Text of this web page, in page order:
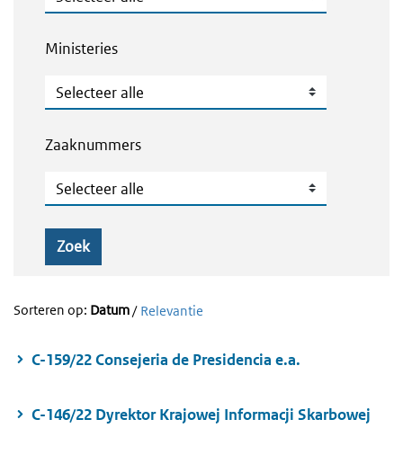
Ministeries
Ministeries
Zaaknummers
Zaaknummers
Zoek
Sorteren op: Datum/ Relevantie
C-159/22 Consejeria de Presidencia e.a.
C-146/22 Dyrektor Krajowej Informacji Skarbowej